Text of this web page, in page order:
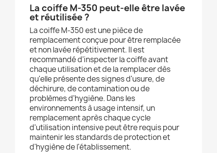
La coiffe M-350 peut-elle être lavée
et réutilisée ?
La coiffe M-350 est une pièce de
remplacement conçue pour être remplacée
et non lavée répétitivement. Il est
recommandé d'inspecter la coiffe avant
chaque utilisation et de la remplacer dès
qu'elle présente des signes d'usure, de
déchirure, de contamination ou de
problèmes d'hygiène. Dans les
environnements à usage intensif, un
remplacement après chaque cycle
d'utilisation intensive peut être requis pour
maintenir les standards de protection et
d'hygiène de l'établissement.